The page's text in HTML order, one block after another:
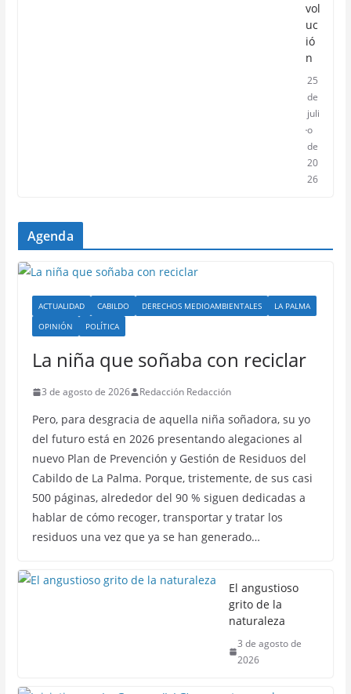
vol
uc
ió
n
25
de
juli
o
de
20
26
Agenda
ACTUALIDAD CABILDO DERECHOS MEDIOAMBIENTALES
LA PALMA
OPINIÓN
POLÍTICA
La niña que soñaba con reciclar
3 de agosto de 2026 Redacción Redacción
Pero, para desgracia de aquella niña soñadora, su yo
del futuro está en 2026 presentando alegaciones al
nuevo Plan de Prevención y Gestión de Residuos del
Cabildo de La Palma. Porque, tristemente, de sus casi
500 páginas, alrededor del 90 % siguen dedicadas a
hablar de cómo recoger, transportar y tratar los
residuos una vez que ya se han generado…
El angustioso
grito de la
naturaleza
3 de agosto de
2026